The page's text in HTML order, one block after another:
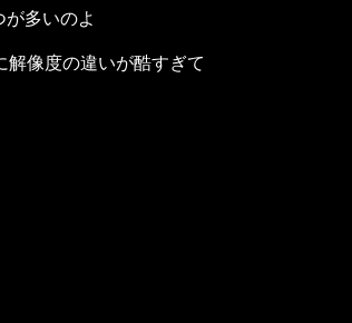
多いのよ
像度の違いが酷すぎて